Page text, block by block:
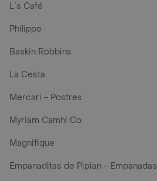
L´s Café
Philippe
Baskin Robbins
La Cesta
Mercari - Postres
Myriam Camhi Co
Magnifique
Empanaditas de Pipian - Empanadas